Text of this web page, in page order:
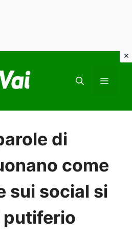
di
come
sui social si
putiferio